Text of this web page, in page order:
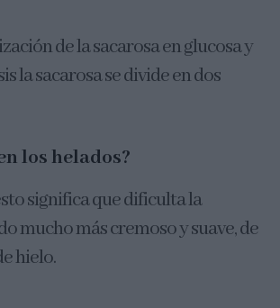
de la sacarosa en glucosa y
la sacarosa se divide en dos
los helados?
significa que dificulta la
mucho más cremoso y suave, de
hielo.